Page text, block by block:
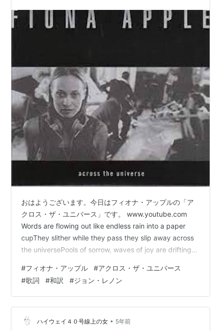
おはようございます。今日はフィオナ・アップルの「ア
クロス・ザ・ユニバース」です。 www.youtube.com
Words are flowing out like endless rain into a paper
cupThey slither while they pass they slip away across
the universePools of sorrow, waves of joy are drifting
meJai guru de va om Nothing's gonn…
#フィオナ・アップル #アクロス・ザ・ユニバース
#歌詞 #和訳 #ジョン・レノン
ハイウェイ４０号線上の女 • 5年前